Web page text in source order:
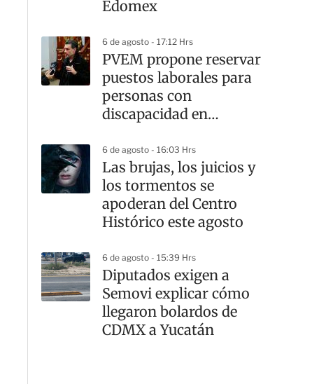
Edomex
6 de agosto - 17:12 Hrs
PVEM propone reservar
puestos laborales para
personas con
discapacidad en
6 de agosto - 16:03 Hrs
Las brujas, los juicios y
los tormentos se
apoderan del Centro
Histórico este agosto
6 de agosto - 15:39 Hrs
Diputados exigen a
Semovi explicar cómo
llegaron bolardos de
CDMX a Yucatán